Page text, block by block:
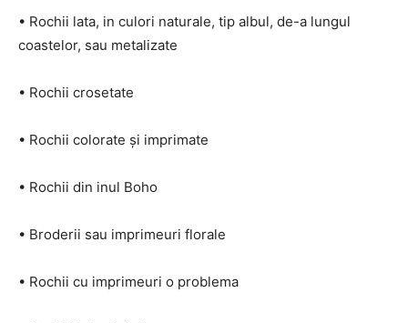
• Rochii lata, in culori naturale, tip albul, de-a lungul
coastelor, sau metalizate
• Rochii crosetate
• Rochii colorate și imprimate
• Rochii din inul Boho
• Broderii sau imprimeuri florale
• Rochii cu imprimeuri o problema